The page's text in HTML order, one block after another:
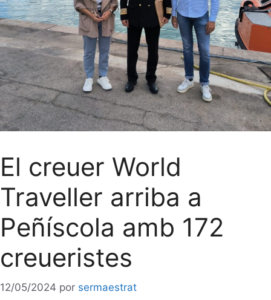
El creuer World
Traveller arriba a
Peñíscola amb 172
creueristes
12/05/2024 por sermaestrat